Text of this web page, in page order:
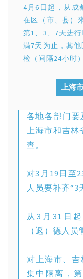
4月6日起，从成
在区（市、县）
第1、3、7天进
满7天为止，其
检（间隔24小时）
上海
各地各部门
上海市和吉
查。
对3月19日至
人员要补齐“3
从3月31日
（返）德人员
对上海市、
集中隔离，